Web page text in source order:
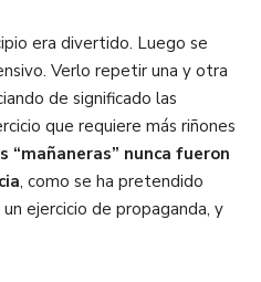
era divertido. Luego se
Verlo repetir una y otra
de significado las
que requiere más riñones
“mañaneras” nunca fueron
, como se ha pretendido
ejercicio de propaganda, y